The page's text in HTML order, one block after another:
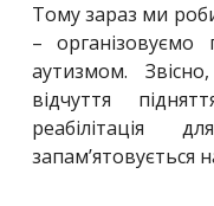
Тому зараз ми
–
аутизмом.
відчуття
запам’ятовується